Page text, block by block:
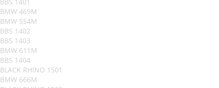
BMW 469M
BMW 554M
BBS 1402
BBS 1403
BMW 611M
BBS 1404
BLACK RHINO 1501
BMW 666M